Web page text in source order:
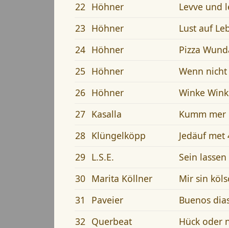
22 Höhner
Levve und
23 Höhner
Lust auf
24 Höhner
Pizza
25 Höhner
Wenn
26 Höhner
Winke
27 Kasalla
Kumm mer
28 Klüngelköpp
Jedäuf met
29 L.S.E.
Sein lassen
30 Marita Köllner
Mir sin
31
Paveier
Buenos
32 Querbeat
Hück oder